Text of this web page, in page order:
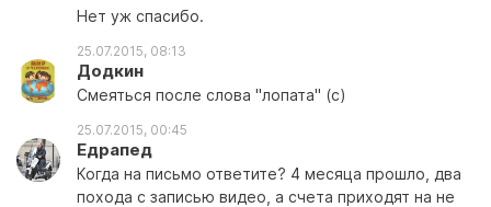
Нет уж спасибо.
25.07.2015, 08:13
Додкин
Смеяться после слова "лопата" (с)
25.07.2015, 00:45
Едрапед
Когда на письмо ответите? 4 месяца прошло, два
похода с записью видео, а счета приходят на не